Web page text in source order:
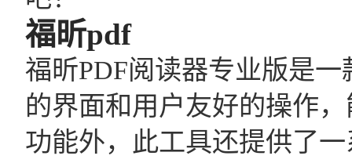
福昕pdf
福昕PDF阅读器专业版是
的界面和用户友好的操作
功能外，此工具还提供了